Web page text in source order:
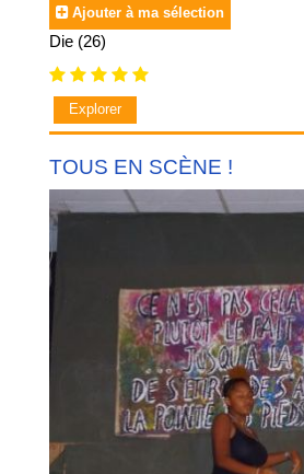
Ajouter à ma sélection
Die (26)
Explorer
TOUS EN SCÈNE !